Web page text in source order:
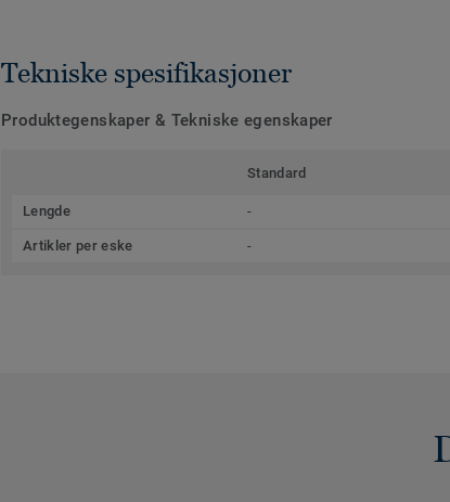
Tekniske spesifikasjoner
Produktegenskaper & Tekniske egenskaper
Standard
Lengde -
Artikler per eske -